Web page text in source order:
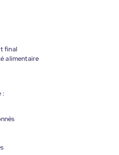
final
alimentaire
: